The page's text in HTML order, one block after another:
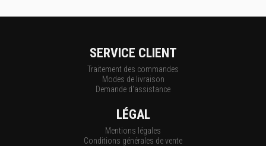
SERVICE CLIENT
Traitement des commandes
Modes de livraison
Demande d'assistance
LÉGAL
Mentions légales
Conditions générales de vente